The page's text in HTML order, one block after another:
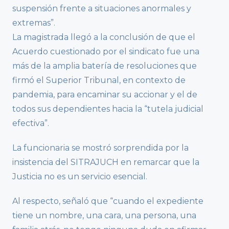
suspensión frente a situaciones anormales y
extremas”.
La magistrada llegó a la conclusión de que el
Acuerdo cuestionado por el sindicato fue una
más de la amplia batería de resoluciones que
firmó el Superior Tribunal, en contexto de
pandemia, para encaminar su accionar y el de
todos sus dependientes hacia la “tutela judicial
efectiva”.
La funcionaria se mostró sorprendida por la
insistencia del SITRAJUCH en remarcar que la
Justicia no es un servicio esencial.
Al respecto, señaló que “cuando el expediente
tiene un nombre, una cara, una persona, una